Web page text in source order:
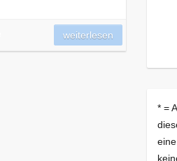
weiterlesen
* =